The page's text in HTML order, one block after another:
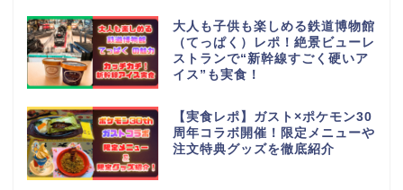
大人も子供も楽しめる鉄道博物館
（てっぱく）レポ！絶景ビューレ
ストランで“新幹線すごく硬いア
イス”も実食！
【実食レポ】ガスト×ポケモン30
周年コラボ開催！限定メニューや
注文特典グッズを徹底紹介